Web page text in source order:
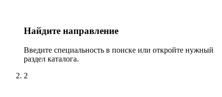
Найдите направление
Введите специальность в поиске или откройте нужный
раздел каталога.
2